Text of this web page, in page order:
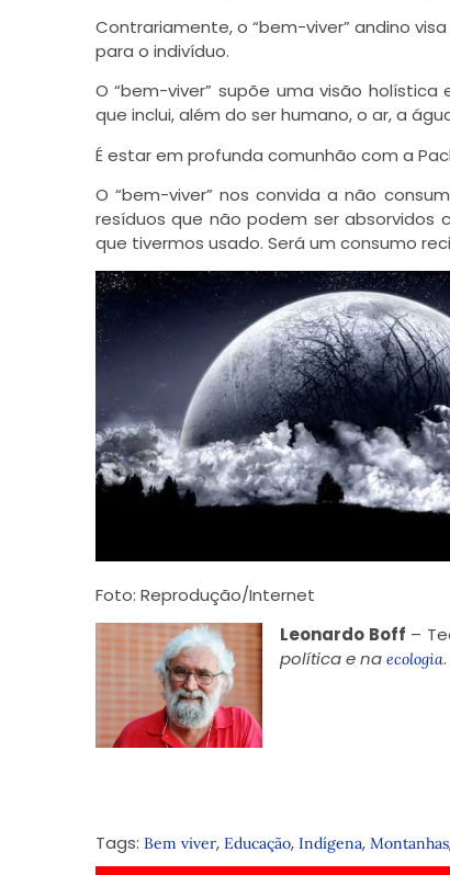
Contrariamente, o “bem-viver” andino
para o indivíduo.
O “bem-viver” supõe uma visão
que inclui, além do ser humano, o ar, a
É estar em profunda comunhão com a
O “bem-viver” nos convida a não
resíduos que não podem ser absorvidos
que tivermos usado. Será um consumo
Foto: Reprodução/Internet
Leonardo Boff –
política e na ecologia
Tags: Bem viver, Educação, Indígena, Montanhas